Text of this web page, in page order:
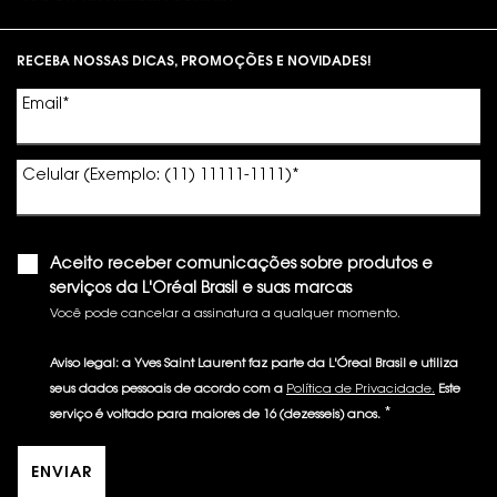
RECEBA NOSSAS DICAS, PROMOÇÕES E NOVIDADES!
Email *
Celular (Exemplo: (11) 11111-1111) *
Aceito receber comunicações sobre produtos e
serviços da L'Oréal Brasil e suas marcas
Você pode cancelar a assinatura a qualquer momento.​
Aviso legal: a Yves Saint Laurent faz parte da L'Óreal Brasil e utiliza
seus dados pessoais de acordo com a Política de Privacidade. Este
serviço é voltado para maiores de 16 (dezesseis) anos. *
ENVIAR